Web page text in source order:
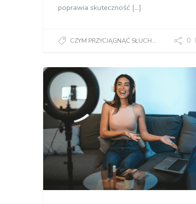
poprawia skuteczność […]
CZYM PRZYCIĄGNĄĆ SŁUCHACZY? 0